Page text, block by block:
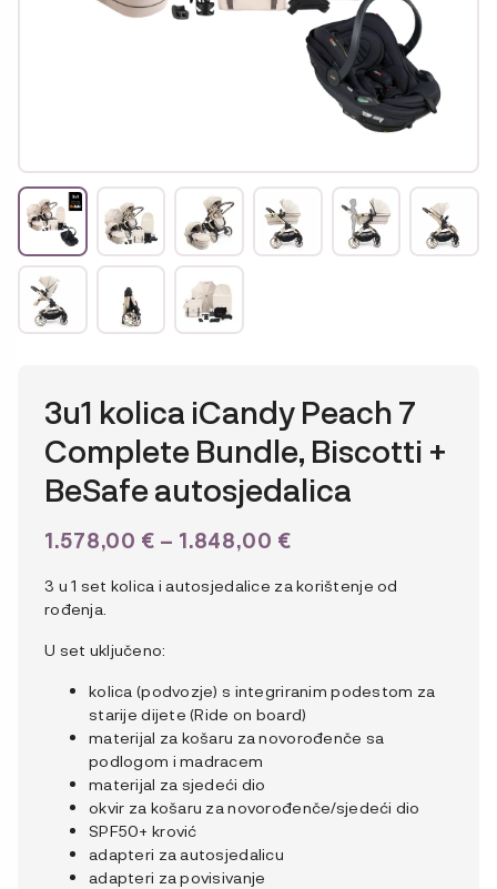
3u1 kolica iCandy Peach 7
Complete Bundle, Biscotti +
BeSafe autosjedalica
1.578,00 € – 1.848,00 €RASPON
OD
1.848,00 €
3 u 1 set kolica i autosjedalice za korištenje od
rođenja.
U set uključeno:
kolica (podvozje) s integriranim podestom za
starije dijete (Ride on board)
materijal za košaru za novorođenče sa
podlogom i madracem
materijal za sjedeći dio
okvir za košaru za novorođenče/sjedeći dio
SPF50+ krović
adapteri za autosjedalicu
adapteri za povisivanje